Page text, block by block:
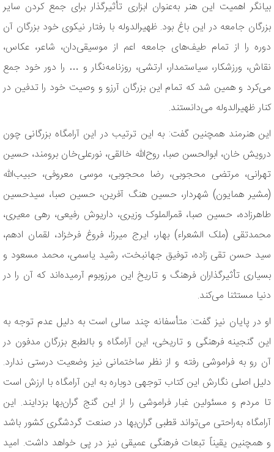
بیانگر اهمیت این هنر به‌عنوان ابزاری تأثیرگذار برای جمع کردن سایر
بزرگان جامعه در این باغ بود. ظهیرالدوله با رفتار نیکوی خود بزرگان آن
دوره را از تمام طیف‌های جامعه اعم از موسیقی‌دان، شاعر، عکاس،
نقاش، ورزشکار، سیاستمدار، ارتشی، روزنامه‌نگار و … را دور خود جمع
می‌کرد و همین شد که تمام این بزرگان آرزو و وصیت خود را تدفین در
کنار ظهیرالدوله می‌دانستند.
این هنرمند همچنین گفت: به این ترتیب در این آرامگاه بزرگانی چون
درویش خان، ابوالحسن صبا، روح‌الله خالقی، نورعلی‌خان برومند، حسین
تهرانی، مرتضی محجوبی، رضا محجوبی، موسی معروفی، حبیب‌الله
(مشیر همایون) شهردار، حسین هنگ آفرین، حسین صبا، سیدحسین
طاهرزاده، حسین صبا، قمرالملوک وزیری، داریوش رفیعی، رهی معیری،
محمدتقی (ملک الشعراء) بهار، ایرج میرزا، فروغ فرخزاد، لقمان ادهم،
سید حسن تقی زاده، توفیق جهانبخت، رشید یاسمی، محمد مسعود و
بسیاری تأثیرگذاران فرهنگ و تاریخ این مرزوبوم آرمیده‌اند که آن را در
دنیا مستثنا می‌کند.
او در پایان نیز گفت: متأسفانه چند سالی است به دلیل عدم توجه به
این گنجینه فرهنگی و تاریخی، این آرامگاه و بالطبع بزرگان مدفون در
آن رو به فراموشی رفته و از نظر ساختمانی نیز وضعیت درستی ندارد.
دلیل اصلی نگارش این کتاب توجهی دوباره به این آرامگاه با ارزش است
تا مردم و مسئولین غبار فراموشی را از این گنج گران‌بها بزدایند. این
آرامگاه به‌راحتی می‌تواند قطبی گران‌بها در صنعت گردشگری کشور باشد
و همچنین یقیناً تبعات فرهنگی عمیقی نیز در پی خواهد داشت. امید